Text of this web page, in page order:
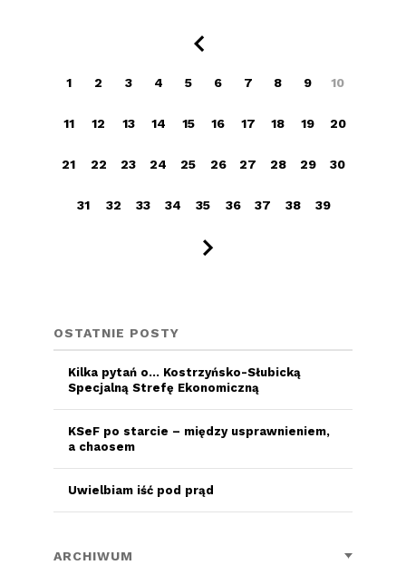
1 2 3 4 5 6 7 8 9 10
11 12 13 14 15 16 17 18 19 20
21 22 23 24 25 26 27 28 29 30
31 32 33 34 35 36 37 38 39
OSTATNIE POSTY
Kilka pytań o… Kostrzyńsko-Słubicką
Specjalną Strefę Ekonomiczną
KSeF po starcie – między usprawnieniem,
a chaosem
Uwielbiam iść pod prąd
ARCHIWUM